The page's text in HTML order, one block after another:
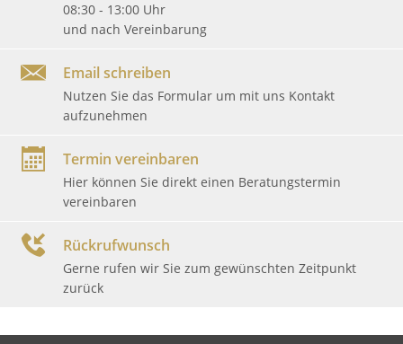
08:30 - 13:00 Uhr
und nach Vereinbarung
Email schreiben
Nutzen Sie das Formular um mit uns Kontakt
aufzunehmen
Termin vereinbaren
Hier können Sie direkt einen Beratungstermin
vereinbaren
Rückrufwunsch
Gerne rufen wir Sie zum gewünschten Zeitpunkt
zurück